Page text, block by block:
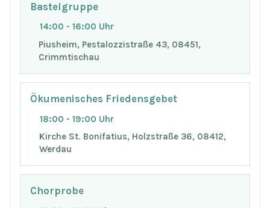
Bastelgruppe
14:00 - 16:00 Uhr
Piusheim, Pestalozzistraße 43, 08451,
Crimmtischau
Ökumenisches Friedensgebet
18:00 - 19:00 Uhr
Kirche St. Bonifatius, Holzstraße 36, 08412,
Werdau
Chorprobe